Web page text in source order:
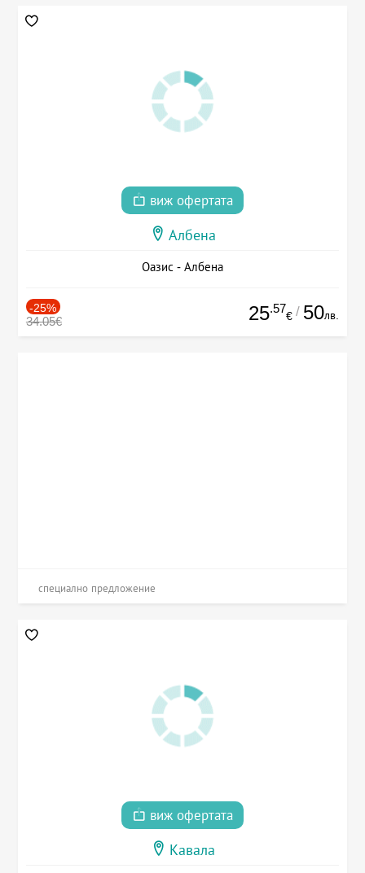
виж офертата
Албена
Оазис - Албена
-25%
34.05€ 25.57
€ / 50лв.
специално предложение
виж офертата
Кавала